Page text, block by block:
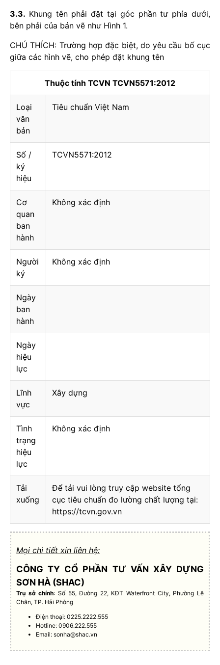
3.3. Khung tên phải đặt tại góc phần tư phía dưới,
bên phải của bản vẽ như Hình 1.
CHÚ THÍCH: Trường hợp đặc biệt, do yêu cầu bố cục
giữa các hình vẽ, cho phép đặt khung tên
Thuộc tính TCVN TCVN5571:2012
Loại
văn
bản
Tiêu chuẩn Việt Nam
Số /
ký
hiệu
TCVN5571:2012
Cơ
quan
ban
hành
Không xác định
Người
ký
Không xác định
Ngày
ban
hành
Ngày
hiệu
lực
Lĩnh
vực
Xây dựng
Tình
trạng
hiệu
lực
Không xác định
Tải
xuống
Để tải vui lòng truy cập website tổng
cục tiêu chuẩn đo lường chất lượng tại:
https://tcvn.gov.vn
Mọi chi tiết xin liên hệ:
CÔNG TY CỔ PHẦN TƯ VẤN XÂY DỰNG
SƠN HÀ (SHAC)
Trụ sở chính: Số 55, Đường 22, KĐT Waterfront City, Phường Lê
Chân, TP. Hải Phòng
Điện thoại: 0225.2222.555
Hotline: 0906.222.555
Email:sonha@shac.vn